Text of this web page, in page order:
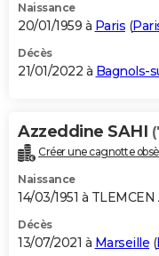
Naissance
20/01/1959 à Paris (
Décès
21/01/2022 à Bagnols-
Azzeddine SAHI
Créer une cagnotte
Naissance
14/03/1951 à TLEMCEN
Décès
13/07/2021 à Marseille (